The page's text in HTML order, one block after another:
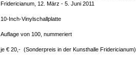
Fridericianum, 12. März - 5. Juni 2011
10-Inch-Vinylschallplatte
Auflage von 100, nummeriert
je € 20,- (Sonderpreis in der Kunsthalle Fridericianum)